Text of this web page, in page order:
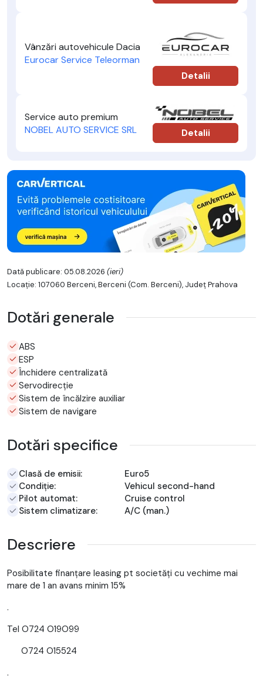
Vânzări autovehicule Dacia
Eurocar Service Teleorman
Detalii
Service auto premium
NOBEL AUTO SERVICE SRL
Detalii
Dată publicare: 05.08.2026 (ieri)
Locație: 107060 Berceni, Berceni (Com. Berceni), Județ Prahova
Dotări generale
ABS
ESP
Închidere centralizată
Servodirecție
Sistem de încălzire auxiliar
Sistem de navigare
Dotări specifice
Clasă de emisii:
Euro5
Condiție:
Vehicul second-hand
Pilot automat:
Cruise control
Sistem climatizare:
A/C (man.)
Descriere
Posibilitate finanțare leasing pt societăți cu vechime mai
mare de 1 an avans minim 15%
.
Tel O724 O19O99
O724 O15524
.